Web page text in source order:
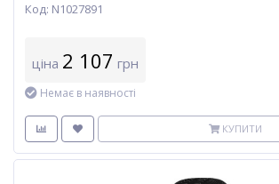
Код: N1027891
ціна 2 107 грн
Немає в наявності
КУПИТИ